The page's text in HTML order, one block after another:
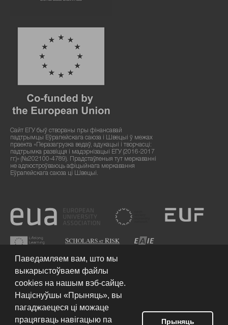
Сайт ЕГУ быў створаны пры фінансавай
падтрымцы Еўрапейскага саюза і Швецыі ў межах
праекта «Перазагрузка ведаў, адукацыі і творчасці:
падтрымка развіцця і мадэрнізацыі ЕГУ (2016-2017
гг.)» (№202100-4789). Прадстаўленыя тут меркаванні
не адлюстроўваюць афіцыйнага меркавання
Еўрапейскага саюза ці Швецыі.
Умовы выкарыстання сайта © 2026 Еўрапейскі гуманітарны
Паведамляем вам, што мы
выкарыстоўваем файлы
cookies на нашым вэб-сайце.
Націснуўшы «Прыняць», вы
пагаджаецеся ці можаце
працягваць навігацыю па
Прыняць